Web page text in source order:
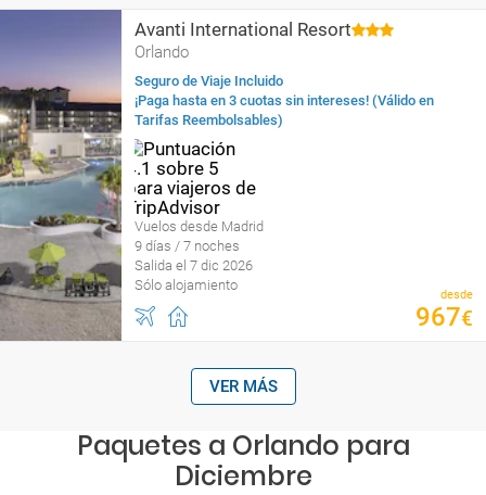
Avanti International Resort
Orlando
Seguro de Viaje Incluido
¡Paga hasta en 3 cuotas sin intereses! (Válido en
Tarifas Reembolsables)
Vuelos desde Madrid
9 días / 7 noches
Salida el 7 dic 2026
Sólo alojamiento
desde
967€
VER MÁS
Paquetes a Orlando para
Diciembre